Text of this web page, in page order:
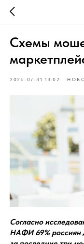
Схемы
2025-07-31 13:02
Согласно
НАФИ 69% россиян